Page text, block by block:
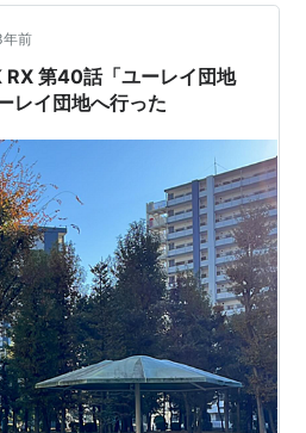
年前
RX 第40話「ユーレイ団地
レイ団地へ行った